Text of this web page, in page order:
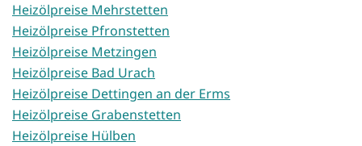
Heizölpreise Mehrstetten
Heizölpreise Pfronstetten
Heizölpreise Metzingen
Heizölpreise Bad Urach
Heizölpreise Dettingen an der Erms
Heizölpreise Grabenstetten
Heizölpreise Hülben